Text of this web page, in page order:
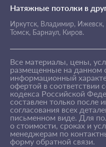
Натяжные потолки в
Иркутск, Владимир, Ижевск,
Томск, Барнаул, Киров.
Все материалы, цены,
размещенные на данном
информационный
офертой в соответствии
кодекса Российской
составлен только после
согласования всех
письменном виде. Для
о стоимости, сроках и
менеджерам по
форму обратной связи.